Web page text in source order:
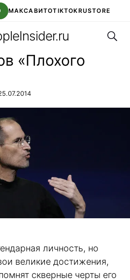
МАКСАВИТОTIKTOKRUSTORE
APPLE ID
«Плохого
личность, но
великие достижения,
скверные черты его